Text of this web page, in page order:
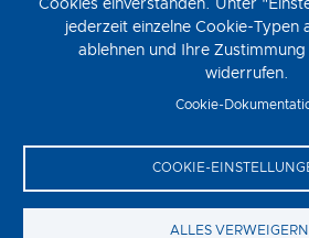
Cookies einverstanden. Unter
jederzeit einzelne Cookie-Typen
ablehnen und Ihre
widerrufen.
Cookie-
COOKIE-
ALLES VERWEIGERN